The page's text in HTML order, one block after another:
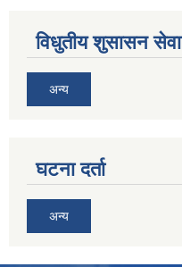
विधुतीय शुसासन सेवा
अन्य
घटना दर्ता
अन्य